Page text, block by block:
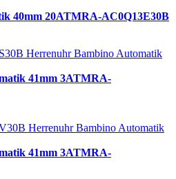
40mm 20ATMRA-AC0Q13E30B
41mm 3ATMRA-
41mm 3ATMRA-